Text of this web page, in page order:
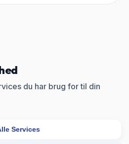
du har brug for til din
Services